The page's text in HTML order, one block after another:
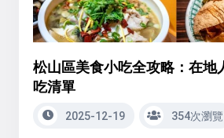
松山區美食小吃全攻略：在地
吃清單
2025-12-19 354次瀏覽